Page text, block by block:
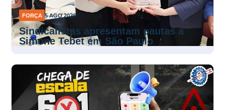
FORÇA 5 AGO 2026
Sindicalistas apresentam pautas a
Simone Tebet em São Paulo